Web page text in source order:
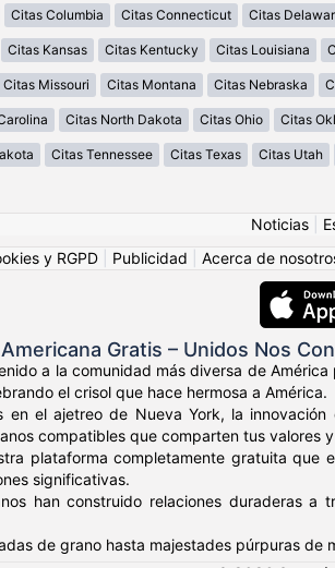
Citas Columbia Citas Connecticut Citas
Citas Kansas Citas Kentucky Citas Louisiana
Citas Missouri Citas Montana Citas Nebraska
Citas North Dakota Citas Ohio Citas
Citas Tennessee Citas Texas Citas Utah
Noticias
y RGPD
Publicidad Acerca de
Gratis – Unidos Nos
a la comunidad más diversa de
el crisol que hace hermosa a América.
en el ajetreo de Nueva York, la
compatibles que comparten tus valores
plataforma completamente gratuita
significativas.
han construido relaciones duraderas
de grano hasta majestades púrpuras de